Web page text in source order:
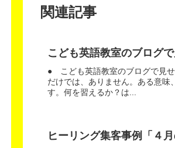
関連記事
こども英語教室のブログ
● こども英語教室のブログで見せ
だけでは、ありません。ある意
す。何を習えるか？は...
ヒーリング集客事例「４